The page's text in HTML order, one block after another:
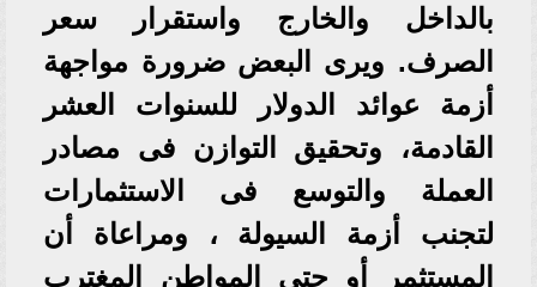
بالداخل والخارج واستقرار سعر
الصرف. ويرى البعض ضرورة مواجهة
أزمة عوائد الدولار للسنوات العشر
القادمة، وتحقيق التوازن فى مصادر
العملة والتوسع فى الاستثمارات
لتجنب أزمة السيولة ، ومراعاة أن
المستثمر أو حتى المواطن المغترب